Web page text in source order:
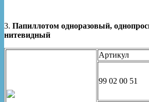
3. Папиллотом одноразовый,
нитевидный
Артикул
99 02 00 51